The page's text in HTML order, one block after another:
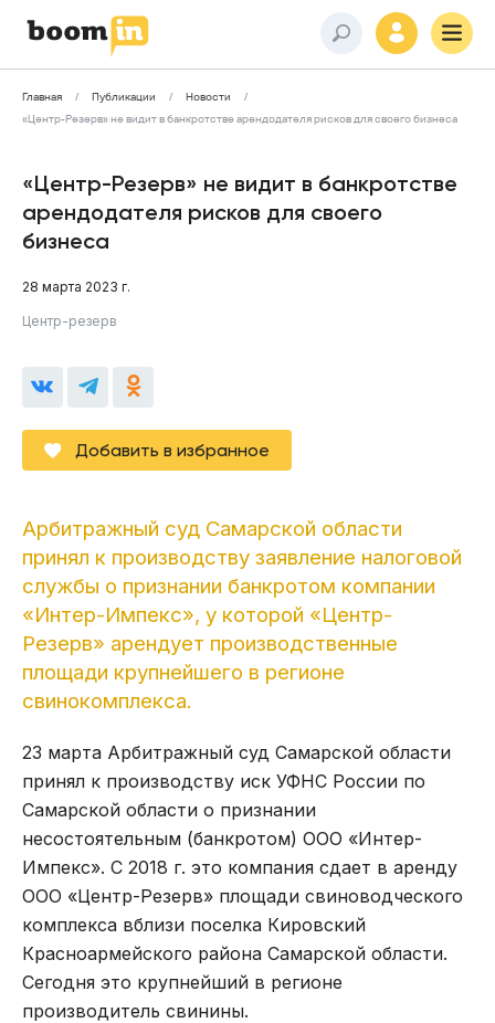
Главная Публикации
Новости
«Центр-Резерв» не видит в банкротстве арендодателя рисков для своего бизнеса
«Центр-Резерв» не видит в банкротстве
арендодателя рисков для своего
бизнеса
28 марта 2023 г.
Центр-резерв
Добавить в избранное
Арбитражный суд Самарской области
принял к производству заявление налоговой
службы о признании банкротом компании
«Интер-Импекс», у которой «Центр-
Резерв» арендует производственные
площади крупнейшего в регионе
свинокомплекса.
23 марта Арбитражный суд Самарской области
принял к производству иск УФНС России по
Самарской области о признании
несостоятельным (банкротом) ООО «Интер-
Импекс». С 2018 г. это компания сдает в аренду
ООО «Центр-Резерв» площади свиноводческого
комплекса вблизи поселка Кировский
Красноармейского района Самарской области.
Сегодня это крупнейший в регионе
производитель свинины.